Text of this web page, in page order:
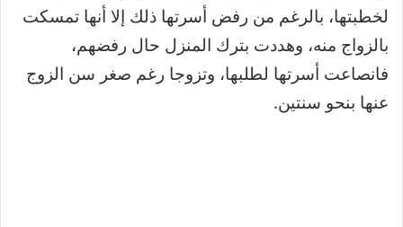
لخطبتها، بالرغم من رفض أسرتها ذلك إلا أنها تمسكت
بالزواج منه، وهددت بترك المنزل حال رفضهم،
فانصاعت أسرتها لطلبها، وتزوجا رغم صغر سن الزوج
عنها بنحو سنتين.